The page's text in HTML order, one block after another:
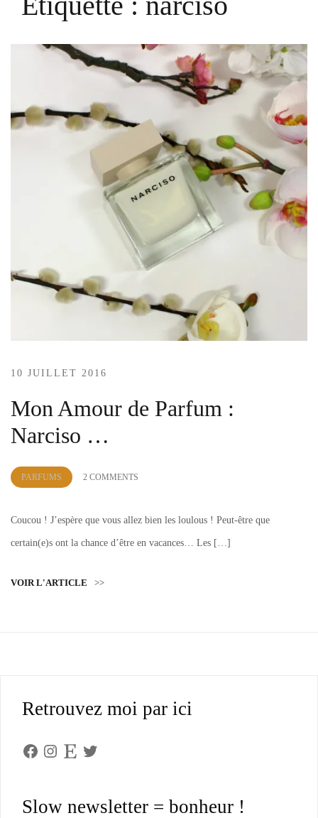
10 JUILLET 2016
Mon Amour de Parfum :
Narciso …
PARFUMS
by
2 COMMENTS
Coucou ! J’espère que vous allez bien les loulous ! Peut-être que
certain(e)s ont la chance d’être en vacances… Les […]
VOIR L'ARTICLE >>
Retrouvez moi par ici
Facebook
Instagram
Etsy Twitter
Slow newsletter = bonheur !